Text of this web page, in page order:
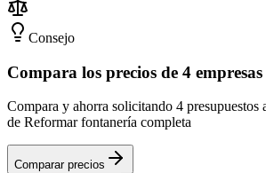
Consejo
Compara los precios de 4 empresas
Compara y ahorra solicitando 4 presupuestos
de Reformar fontanería completa
Comparar precios